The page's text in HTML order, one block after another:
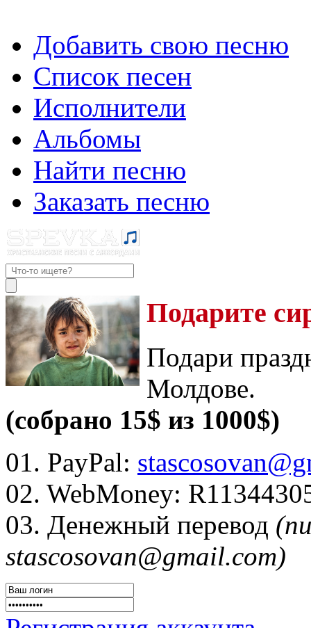
Добавить свою песню
Список песен
Исполнители
Альбомы
Найти песню
Заказать песню
Подарите
Подари
Молдове.
(собрано 15$ из 1000$)
01. PayPal:
02. WebMoney:
03. Денежный перевод
stascosovan@gmail.com)